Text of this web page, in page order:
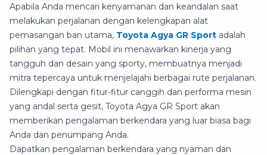
Apabila Anda mencari kenyamanan dan keandalan saat
melakukan perjalanan dengan kelengkapan alat
pemasangan ban utama, Toyota Agya GR Sport adalah
pilihan yang tepat. Mobil ini menawarkan kinerja yang
tangguh dan desain yang sporty, membuatnya menjadi
mitra tepercaya untuk menjelajahi berbagai rute perjalanan.
Dilengkapi dengan fitur-fitur canggih dan performa mesin
yang andal serta gesit, Toyota Agya GR Sport akan
memberikan pengalaman berkendara yang luar biasa bagi
Anda dan penumpang Anda.
Dapatkan pengalaman berkendara yang nyaman dan